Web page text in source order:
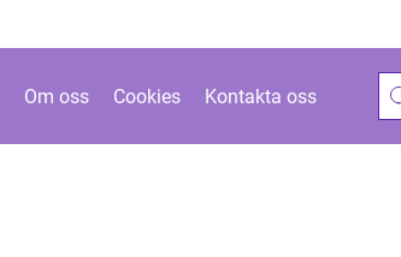
Om oss Cookies Kontakta oss